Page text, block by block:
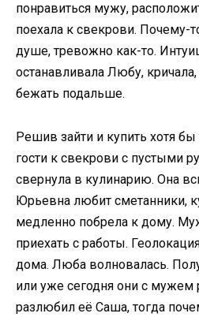
понравиться мужу,
поехала к свекрови. Почему-
душе, тревожно как-то.
останавливала Любу,
бежать подальше.
Решив зайти и купить хотя
гости к свекрови с пустыми
свернула в кулинарию. Она
Юрьевна любит сметанники,
медленно побрела к дому.
приехать с работы.
дома. Люба волновалась.
или уже сегодня они с мужем
разлюбил её Саша, тогда